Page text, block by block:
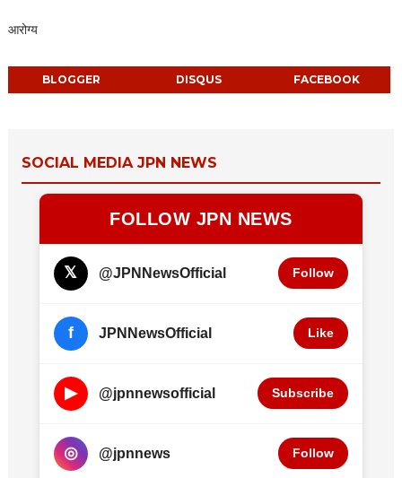
आरोग्य
BLOGGER DISQUS FACEBOOK
SOCIAL MEDIA JPN NEWS
FOLLOW JPN NEWS
𝕏 @JPNNewsOfficial Follow
f JPNNewsOfficial Like
▶ @jpnnewsofficial Subscribe
◎ @jpnnews Follow